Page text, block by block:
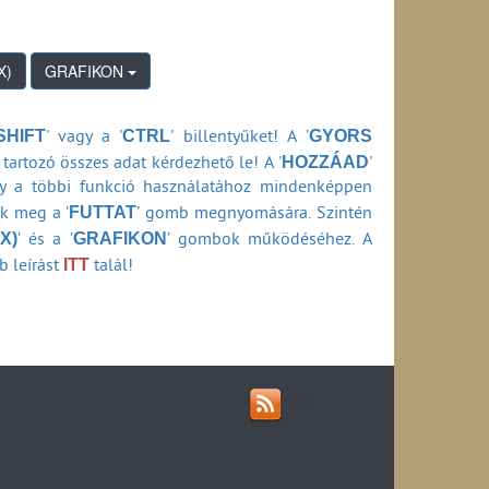
2023)
2023)
(1990-2023)
teljesítmény szerint (2008-2023)
százalékában (2008-2023)
százalékában (1990-2012)
effektív kisugárzott teljesítmény
a maximális effektív kisugárzott
kisugárzott teljesítmény szerint (1997-2012)
száma a maximális effektív kisugárzott
az effektív kisugárzott teljesítmény szerint.
(1997-2012)
(1990-2012)
GRAFIKON
' vagy a 'CTRL' billentyűket! A ’GYORS
összes adat kérdezhető le! A 'HOZZÁAD'
a többi funkció használatához mindenképpen
meg a ’FUTTAT’ gomb megnyomására. Szintén
’ és a ’GRAFIKON’ gombok működéséhez. A
leírást ITT talál!